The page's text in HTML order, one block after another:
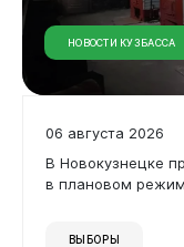
НОВОСТИ КУЗБАССА
06 августа 2026
В Новокузнецке
в плановом
ВЫБОРЫ